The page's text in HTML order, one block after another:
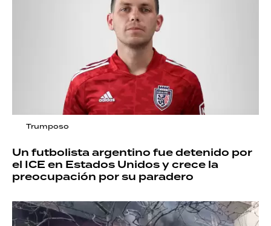
Trumposo
Un futbolista argentino fue detenido por
el ICE en Estados Unidos y crece la
preocupación por su paradero